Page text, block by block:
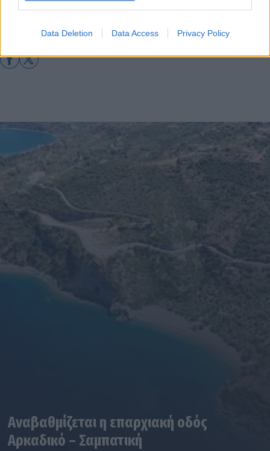
Data Deletion Data Access Privacy Policy
Αναβαθμίζεται η επαρχιακή οδός
Αρκαδικό – Σαμπατική